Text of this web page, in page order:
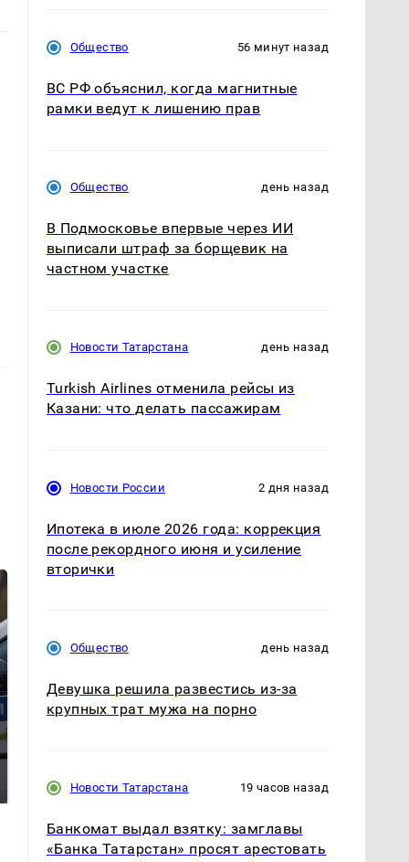
России: Европа?
так?!
Общество 56 минут назад
ВС РФ объяснил, когда магнитные
рамки ведут к лишению прав
Общество день назад
В Подмосковье впервые через ИИ
выписали штраф за борщевик на
частном участке
Новости Татарстана день назад
Turkish Airlines отменила рейсы из
Казани: что делать пассажирам
Новости России 2 дня назад
Ипотека в июле 2026 года: коррекция
после рекордного июня и усиление
вторички
Общество день назад
Девушка решила развестись из-за
крупных трат мужа на порно
Новости Татарстана 19 часов назад
Банкомат выдал взятку: замглавы
«Банка Татарстан» просят арестовать